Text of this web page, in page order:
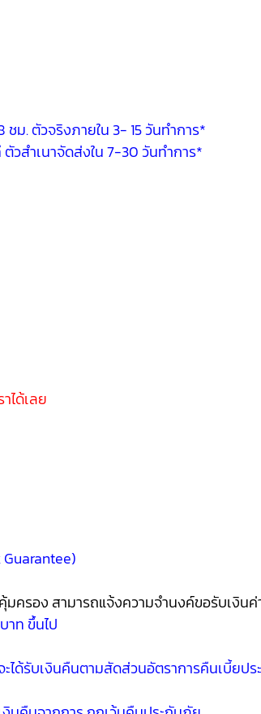
ชม. ตัวจริงภายใน 3- 15 วันทำการ*
ตัวสำเนาจัดส่งใน 7-30 วันทำการ*
ได้เลย
อง สามารถแจ้งความจำนงค์ขอรับเงินค่
าท ขึ้นไป
ะได้รับเงินคืนตามสัดส่วนอัตราการคืนเบี้ยป